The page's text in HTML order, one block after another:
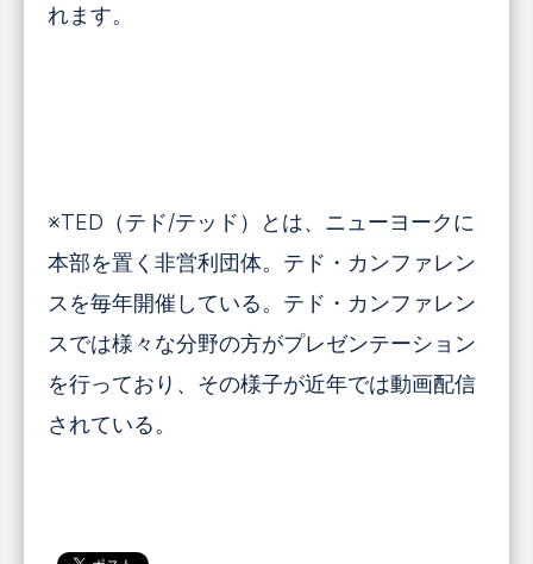
れます。
※TED（テド/テッド）とは、ニューヨークに
本部を置く非営利団体。テド・カンファレン
スを毎年開催している。テド・カンファレン
スでは様々な分野の方がプレゼンテーション
を行っており、その様子が近年では動画配信
されている。